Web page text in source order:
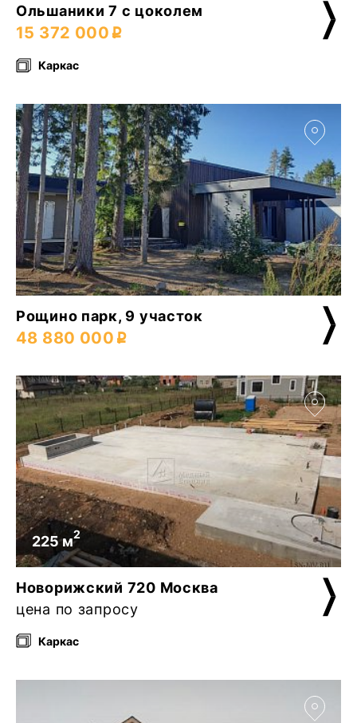
Ольшаники 7 с цоколем
15 372 000
Каркас
Рощино парк, 9 участок
48 880 000
225 м2
Новорижский 720 Москва
цена по запросу
Каркас